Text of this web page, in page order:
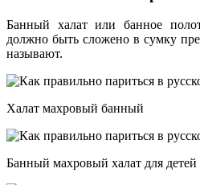
Банный халат или банное
должно быть сложено в сумку
называют.
Халат махровый банный
Банный махровый халат для детей